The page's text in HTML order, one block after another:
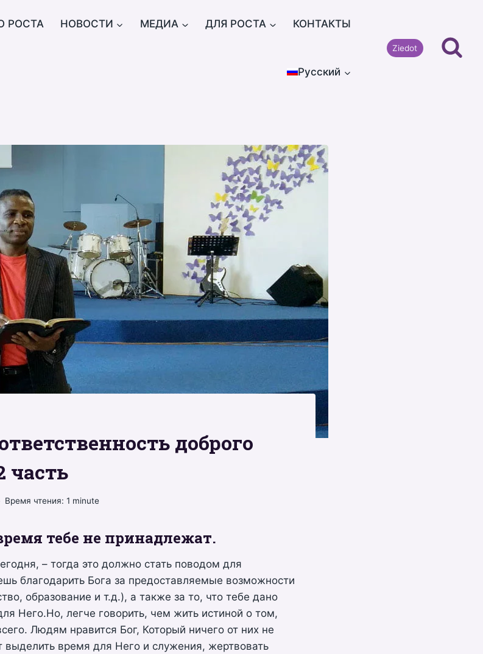
РОСТА НОВОСТИ МЕДИА ДЛЯ РОСТА КОНТАКТЫ
Русский
Ziedot
доброго
часть
Время чтения: 1 minute
тебе не принадлежат.
– тогда это должно стать поводом для
благодарить Бога за предоставляемые возможности
образование и т.д.), а также за то, что тебе дано
Него.Но, легче говорить, чем жить истиной о том,
Людям нравится Бог, Который ничего от них не
выделить время для Него и служения, жертвовать